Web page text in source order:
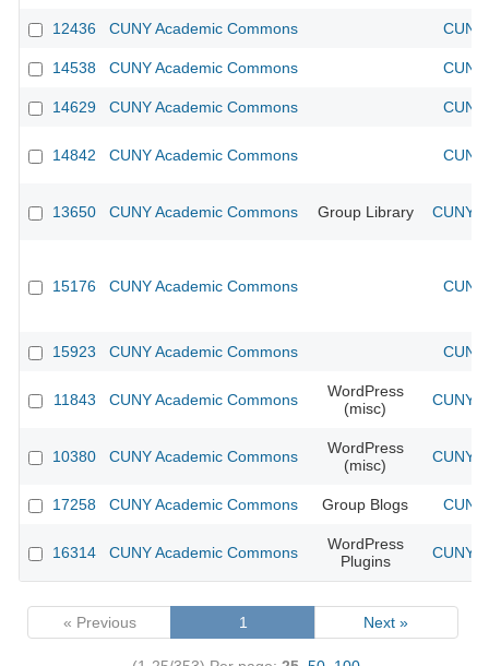
12436 CUNY Academic Commons
14538 CUNY Academic Commons
14629 CUNY Academic Commons
14842 CUNY Academic Commons
13650 CUNY Academic Commons Group Library CUNY
15176 CUNY Academic Commons
15923 CUNY Academic Commons
11843 CUNY Academic Commons
WordPress
(misc)
CUNY
10380 CUNY Academic Commons
WordPress
(misc)
CUNY
17258 CUNY Academic Commons Group Blogs
16314 CUNY Academic Commons
WordPress
Plugins
CUNY
« Previous 1 Next »